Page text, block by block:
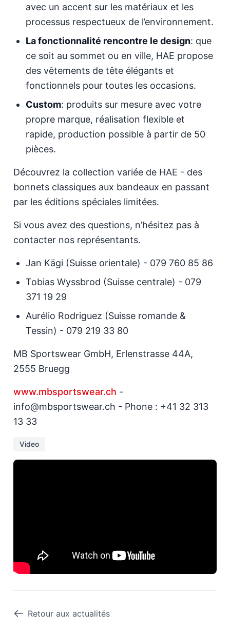
avec un accent sur les matériaux et les
processus respectueux de l’environnement.
La fonctionnalité rencontre le design: que
ce soit au sommet ou en ville, HAE propose
des vêtements de tête élégants et
fonctionnels pour toutes les occasions.
Custom: produits sur mesure avec votre
propre marque, réalisation flexible et
rapide, production possible à partir de 50
pièces.
Découvrez la collection variée de HAE - des
bonnets classiques aux bandeaux en passant
par les éditions spéciales limitées.
Si vous avez des questions, n’hésitez pas à
contacter nos représentants.
Jan Kägi (Suisse orientale) - 079 760 85 86
Tobias Wyssbrod (Suisse centrale) - 079
371 19 29
Aurélio Rodriguez (Suisse romande &
Tessin) - 079 219 33 80
MB Sportswear GmbH, Erlenstrasse 44A,
2555 Bruegg
www.mbsportswear.ch -
info@mbsportswear.ch - Phone : +41 32 313
13 33
Video
Retour aux actualités